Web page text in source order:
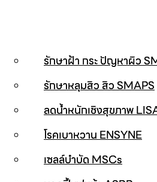
รักษาฝ้า กระ ปัญหาผิว
รักษาหลุมสิว สิว SMAPS
ลดน้ำหนักเชิงสุขภาพ
โรคเบาหวาน ENSYNE
เซลล์บำบัด MSCs